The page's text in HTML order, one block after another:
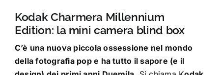
Kodak Charmera Millennium
Edition: la mini camera blind box
C’è una nuova piccola ossessione nel mondo
della fotografia pop e ha tutto il sapore (e il